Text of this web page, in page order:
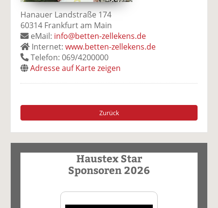
Hanauer Landstraße 174
60314 Frankfurt am Main
eMail: info@betten-zellekens.de
Internet:www.betten-zellekens.de
Telefon: 069/4200000
Adresse auf Karte zeigen
Zurück